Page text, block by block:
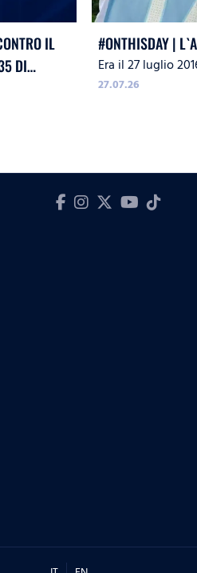
IL
DI
#ONTHISDAY |
Era il 27 luglio
27.07.26